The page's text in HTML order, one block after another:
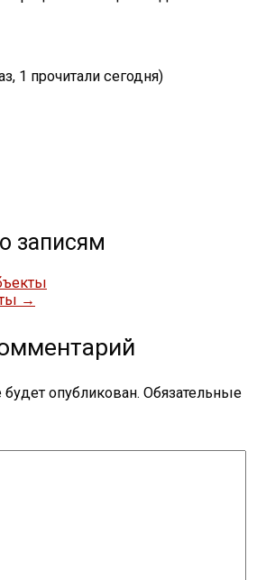
1 прочитали сегодня)
записям
→
опубликован. Обязательные